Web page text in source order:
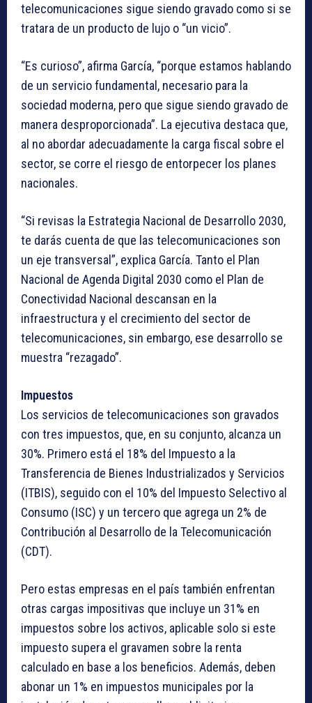
telecomunicaciones sigue siendo gravado como si se
tratara de un producto de lujo o “un vicio”.
“Es curioso”, afirma García, “porque estamos hablando
de un servicio fundamental, necesario para la
sociedad moderna, pero que sigue siendo gravado de
manera desproporcionada”. La ejecutiva destaca que,
al no abordar adecuadamente la carga fiscal sobre el
sector, se corre el riesgo de entorpecer los planes
nacionales.
“Si revisas la Estrategia Nacional de Desarrollo 2030,
te darás cuenta de que las telecomunicaciones son
un eje transversal”, explica García. Tanto el Plan
Nacional de Agenda Digital 2030 como el Plan de
Conectividad Nacional descansan en la
infraestructura y el crecimiento del sector de
telecomunicaciones, sin embargo, ese desarrollo se
muestra “rezagado”.
Impuestos
Los servicios de telecomunicaciones son gravados
con tres impuestos, que, en su conjunto, alcanza un
30%. Primero está el 18% del Impuesto a la
Transferencia de Bienes Industrializados y Servicios
(ITBIS), seguido con el 10% del Impuesto Selectivo al
Consumo (ISC) y un tercero que agrega un 2% de
Contribución al Desarrollo de la Telecomunicación
(CDT).
Pero estas empresas en el país también enfrentan
otras cargas impositivas que incluye un 31% en
impuestos sobre los activos, aplicable solo si este
impuesto supera el gravamen sobre la renta
calculado en base a los beneficios. Además, deben
abonar un 1% en impuestos municipales por la